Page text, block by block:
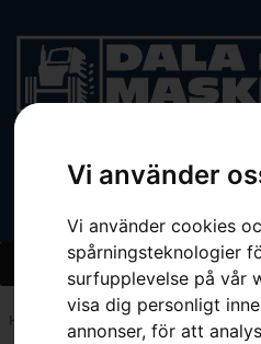
Vi använder
Vi använder cookies
spårningsteknologier
surfupplevelse på vår
visa dig personligt
annonser, för att
Hem » Lyftkrokar &